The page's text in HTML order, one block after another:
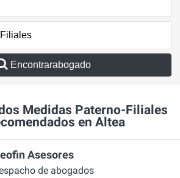
Encontrarabogado
Medidas Paterno-Filiales
en Altea
Asesores
de abogados